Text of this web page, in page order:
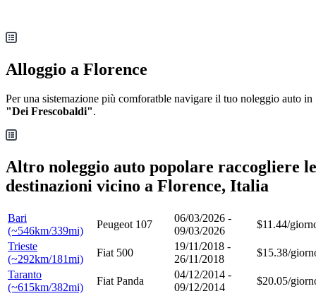
Alloggio a Florence
Per una sistemazione più comforatble navigare il tuo noleggio auto in
"Dei Frescobaldi".
Altro noleggio auto popolare raccogliere le
destinazioni vicino a Florence, Italia
Bari
(~546km/339mi)
Peugeot 107
06/03/2026 -
09/03/2026
$11.44/
Trieste
(~292km/181mi)
Fiat 500
19/11/2018 -
26/11/2018
$15.38/
Taranto
(~615km/382mi)
Fiat Panda
04/12/2014 -
09/12/2014
$20.05/